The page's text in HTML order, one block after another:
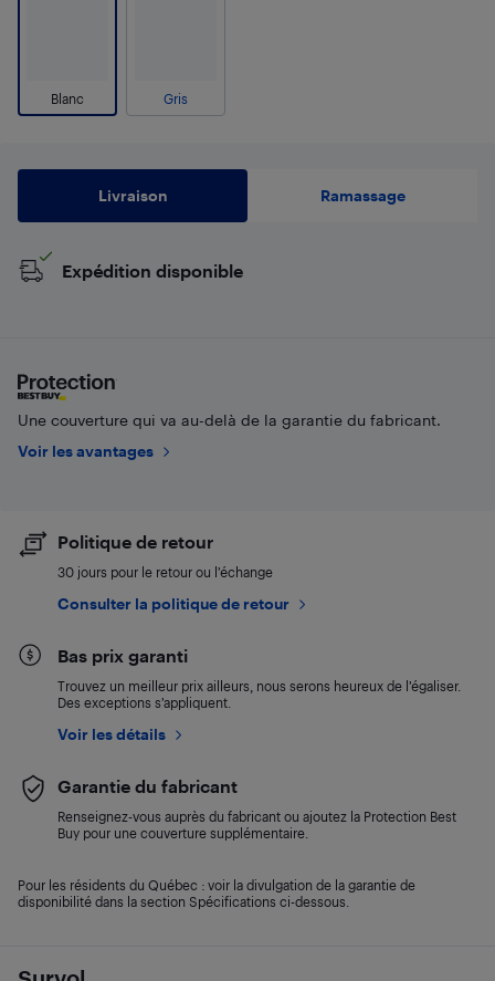
Blanc Gris
Livraison Ramassage
Expédition disponible
Une couverture qui va au-delà de la garantie du fabricant.
Voir les avantages
Politique de retour
30 jours pour le retour ou l’échange
Consulter la politique de retour
Bas prix garanti
Trouvez un meilleur prix ailleurs, nous serons heureux de l’égaliser.
Des exceptions s’appliquent.
Voir les détails
Garantie du fabricant
Renseignez-vous auprès du fabricant ou ajoutez la Protection Best
Buy pour une couverture supplémentaire.
Pour les résidents du Québec : voir la divulgation de la garantie de
disponibilité dans la section Spécifications ci-dessous.